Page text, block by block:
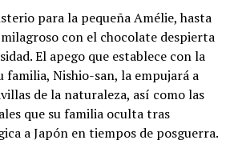
para la pequeña Amélie, hasta
con el chocolate despierta
El apego que establece con la
familia, Nishio-san, la empujará a
de la naturaleza, así como las
que su familia oculta tras
a Japón en tiempos de posguerra.